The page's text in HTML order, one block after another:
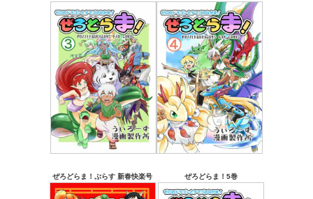
ぜろどらま！ぷらす 新春快楽号 ぜろどらま！5巻